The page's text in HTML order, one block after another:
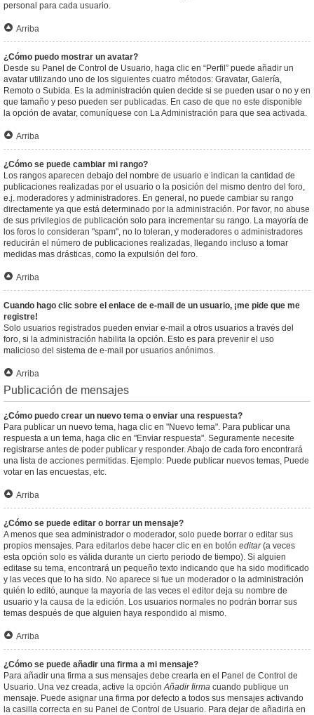
personal para cada usuario.
Arriba
¿Cómo puedo mostrar un avatar?
Desde su Panel de Control de Usuario, haga clic en “Perfil” puede añadir un
avatar utilizando uno de los siguientes cuatro métodos: Gravatar, Galería,
Remoto o Subida. Es la administración quien decide si se pueden usar o no y en
que tamaño y peso pueden ser publicadas. En caso de que no este disponible
la opción de avatar, comuníquese con La Administración para que sea activada.
Arriba
¿Cómo se puede cambiar mi rango?
Los rangos aparecen debajo del nombre de usuario e indican la cantidad de
publicaciones realizadas por el usuario o la posición del mismo dentro del foro,
e.j. moderadores y administradores. En general, no puede cambiar su rango
directamente ya que está determinado por la administración. Por favor, no abuse
de sus privilegios de publicación solo para incrementar su rango. La mayoría de
los foros lo consideran "spam", no lo toleran, y moderadores o administradores
reducirán el número de publicaciones realizadas, llegando incluso a tomar
medidas mas drásticas, como la expulsión del foro.
Arriba
Cuando hago clic sobre el enlace de e-mail de un usuario, ¡me pide que me
registre!
Solo usuarios registrados pueden enviar e-mail a otros usuarios a través del
foro, si la administración habilita la opción. Esto es para prevenir el uso
malicioso del sistema de e-mail por usuarios anónimos.
Arriba
Publicación de mensajes
¿Cómo puedo crear un nuevo tema o enviar una respuesta?
Para publicar un nuevo tema, haga clic en "Nuevo tema". Para publicar una
respuesta a un tema, haga clic en "Enviar respuesta". Seguramente necesite
registrarse antes de poder publicar y responder. Abajo de cada foro encontrará
una lista de acciones permitidas. Ejemplo: Puede publicar nuevos temas, Puede
votar en las encuestas, etc.
Arriba
¿Cómo se puede editar o borrar un mensaje?
A menos que sea administrador o moderador, solo puede borrar o editar sus
propios mensajes. Para editarlos debe hacer clic en en botón editar(a veces
esta opción solo es válida durante un cierto periodo de tiempo). Si alguien
editase su tema, encontrará un pequeño texto indicando que ha sido modificado
y las veces que lo ha sido. No aparece si fue un moderador o la administración
quién lo editó, aunque la mayoría de las veces el editor deja su nombre de
usuario y la causa de la edición. Los usuarios normales no podrán borrar sus
temas después de que alguien haya respondido al mismo.
Arriba
¿Cómo se puede añadir una firma a mi mensaje?
Para añadir una firma a sus mensajes debe crearla en el Panel de Control de
Usuario. Una vez creada, active la opciónAñadir firma cuando publique un
mensaje. Puede asignar una firma por defecto a todos sus mensajes activando
la casilla correcta en su Panel de Control de Usuario. Para dejar de añadirla en